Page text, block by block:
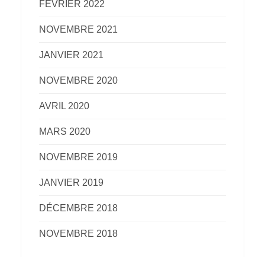
FÉVRIER 2022
NOVEMBRE 2021
JANVIER 2021
NOVEMBRE 2020
AVRIL 2020
MARS 2020
NOVEMBRE 2019
JANVIER 2019
DÉCEMBRE 2018
NOVEMBRE 2018